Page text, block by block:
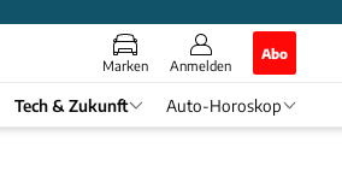
Marken Anmelden
Abo
Tech & Zukunft Auto-Horoskop